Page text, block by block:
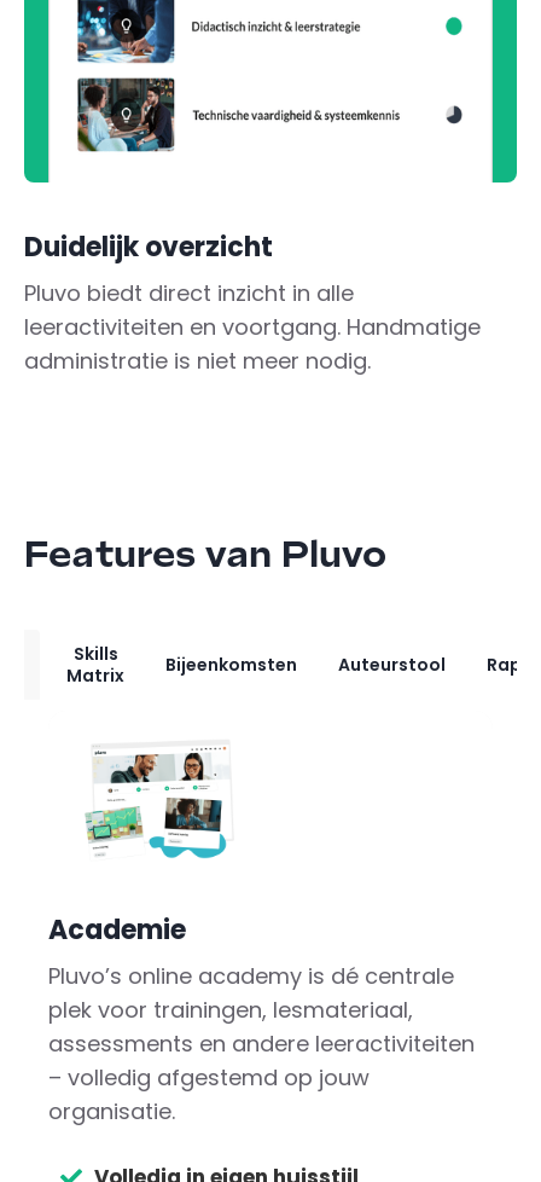
Duidelijk overzicht
Pluvo biedt direct inzicht in alle
leeractiviteiten en voortgang. Handmatige
administratie is niet meer nodig.
Features van Pluvo
Skills
Matrix
Bijeenkomsten Auteurstool
Academie
Pluvo’s online academy is dé centrale
plek voor trainingen, lesmateriaal,
assessments en andere leeractiviteiten
– volledig afgestemd op jouw
organisatie.